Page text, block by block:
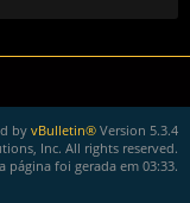
byvBulletin® Version 5.3.4
Inc. All rights reserved.
página foi gerada em 03:33.